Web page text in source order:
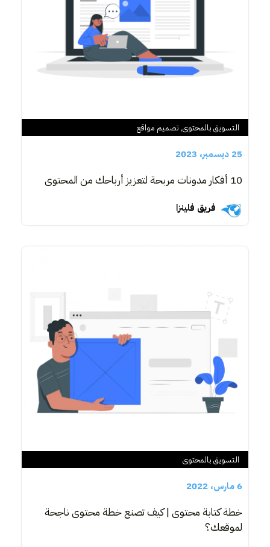
التسويق بالمحتوى,تصميم مواقع
25 ديسمبر، 2023
10 أفكار مدونات مربحة لتعزيز أرباحك من المحتوى
فريق فلينزا
التسويق بالمحتوى
6 مارس، 2022
خطة كتابة محتوى | كيف تصنع خطة محتوى ناجحة
لموقعك؟